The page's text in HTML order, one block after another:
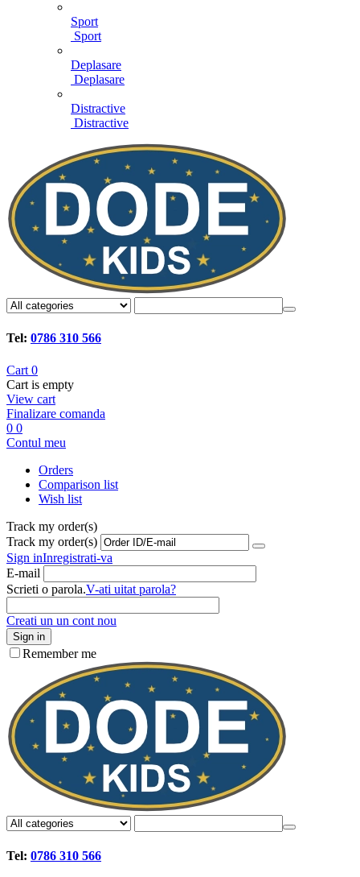
Sport
Sport
Deplasare
Deplasare
Distractive
Distractive
Tel: 0786 310 566
Cart 0
Cart is empty
View cart
Finalizare comanda
0 0
Contul meu
Orders
Comparison list
Wish list
Track my order(s)
Track my order(s)
Sign inInregistrati-va
E-mail
Scrieti o parola.V-ati uitat parola?
Creati un un cont nou
Sign in
Remember me
Tel: 0786 310 566